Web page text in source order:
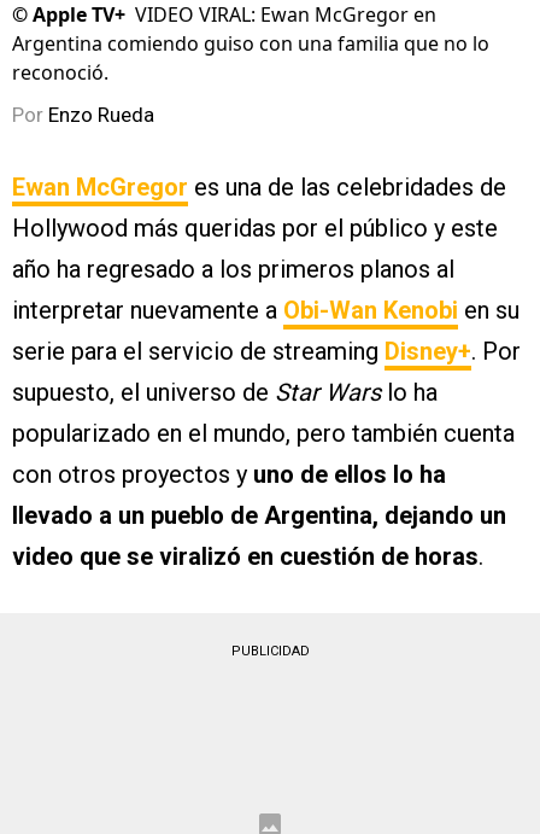
©Apple TV+ VIDEO VIRAL: Ewan McGregor en
Argentina comiendo guiso con una familia que no lo
reconoció.
Por Enzo Rueda
Ewan McGregor es una de las celebridades de
Hollywood más queridas por el público y este
año ha regresado a los primeros planos al
interpretar nuevamente a Obi-Wan Kenobi en su
serie para el servicio de streaming Disney+. Por
supuesto, el universo de Star Warslo ha
popularizado en el mundo, pero también cuenta
con otros proyectos y uno de ellos lo ha
llevado a un pueblo de Argentina, dejando un
video que se viralizó en cuestión de horas.
PUBLICIDAD